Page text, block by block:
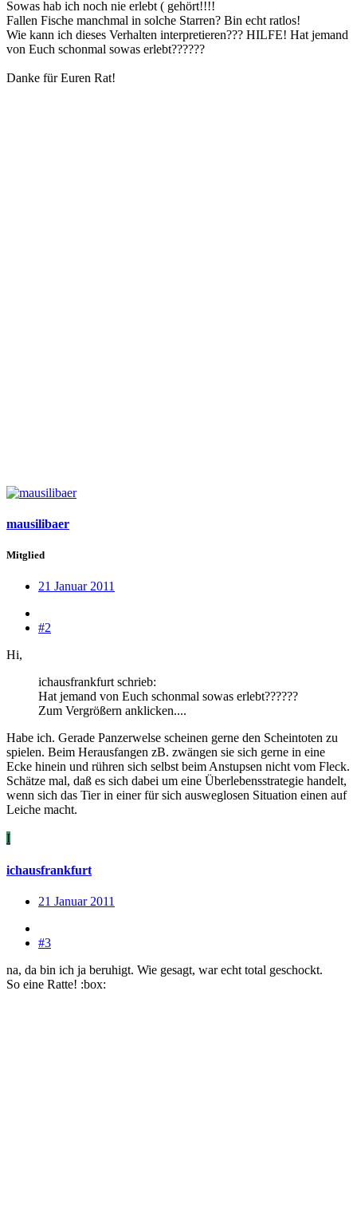
Sowas hab ich noch nie erlebt ( gehört!!!!
Fallen Fische manchmal in solche Starren? Bin echt ratlos!
Wie kann ich dieses Verhalten interpretieren??? HILFE! Hat jemand
von Euch schonmal sowas erlebt??????
Danke für Euren Rat!
mausilibaer
Mitglied
21 Januar 2011
#2
Hi,
ichausfrankfurt schrieb:
Hat jemand von Euch schonmal sowas erlebt??????
Zum Vergrößern anklicken....
Habe ich. Gerade Panzerwelse scheinen gerne den Scheintoten zu
spielen. Beim Herausfangen zB. zwängen sie sich gerne in eine
Ecke hinein und rühren sich selbst beim Anstupsen nicht vom Fleck.
Schätze mal, daß es sich dabei um eine Überlebensstrategie handelt,
wenn sich das Tier in einer für sich ausweglosen Situation einen auf
Leiche macht.
I
ichausfrankfurt
21 Januar 2011
#3
na, da bin ich ja beruhigt. Wie gesagt, war echt total geschockt.
So eine Ratte! :box: